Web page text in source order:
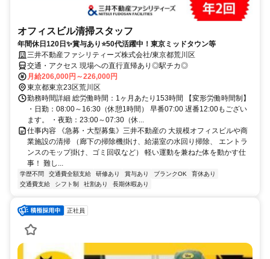
オフィスビル清掃スタッフ
年間休日120日✨賞与あり⭐50代活躍中！東京ミッドタウン等
三井不動産ファシリティーズ株式会社/東京都荒川区
交通・アクセス 現場への直行直帰あり◎駅チカ◎
月給206,000円～226,000円
東京都東京23区荒川区
勤務時間詳細 総労働時間：1ヶ月あたり153時間 【変形労働時間制】
・日勤：08:00～16:30（休憩1時間） 早番07:00 遅番12:00もござい
ます。 ・夜勤：23:00～07:30（休...
仕事内容 《急募・大型募集》三井不動産の 大規模オフィスビルや商
業施設の清掃 （廊下の掃除機掛け、給湯室の水回り掃除、 エントラ
ンスのモップ掛け、ゴミ回収など） 軽い運動を兼ねた体を動かす仕
事！ 難し...
学歴不問 交通費全額支給 研修あり 賞与あり ブランクOK
育休あり
交通費支給
シフト制 社割あり 長期休暇あり
正社員